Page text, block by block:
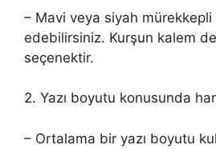
– Mavi veya siyah
edebilirsiniz. Kurşun kalem de
seçenektir.
2. Yazı boyutu konusunda
– Ortalama bir yazı boyutu